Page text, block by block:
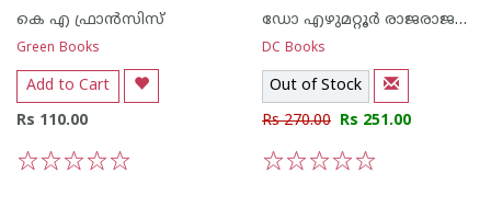
കെ എ ഫ്രാന്‍സിസ്‌
Green Books
Add to Cart
Rs 110.00
ഡോ എഴുമറ്റൂര്‍ രാജരാജവര്‍മ്മ
DC Books
Out of Stock
Rs 270.00 Rs 251.00